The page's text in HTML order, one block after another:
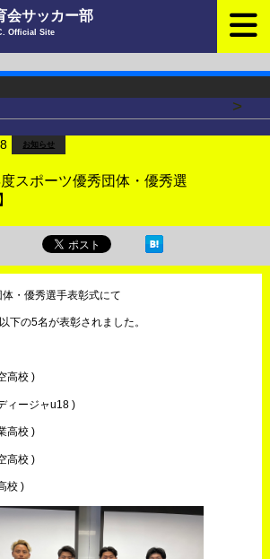
会サッカー部
Official Site
>
お知らせ
度スポーツ優秀団体・優秀選
・優秀選手表彰式にて
下の5名が表彰されました。
高校 )
ィージャu18 )
高校 )
高校 )
校 )